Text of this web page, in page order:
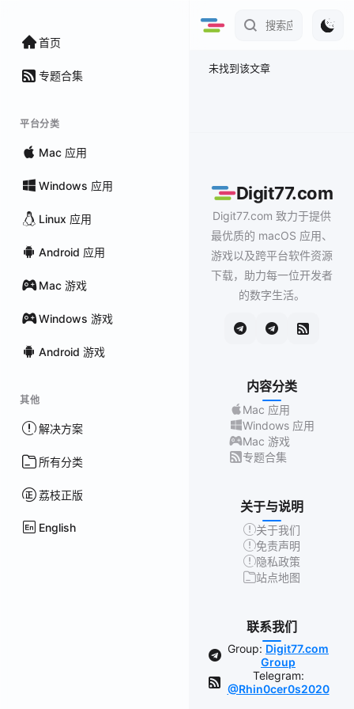
首页
专题合集
平台分类
Mac 应用
Windows 应用
Linux 应用
Android 应用
Mac 游戏
Windows 游戏
Android 游戏
其他
解决方案
所有分类
荔枝正版
English
未找到该文章
Digit77.com
Digit77.com 致力于提供
最优质的 macOS 应用、
游戏以及跨平台软件资源
下载，助力每一位开发者
的数字生活。
内容分类
Mac 应用
Windows 应用
Mac 游戏
专题合集
关于与说明
关于我们
免责声明
隐私政策
站点地图
联系我们
Group: Digit77.com
Group
Telegram:
@Rhin0cer0s2020